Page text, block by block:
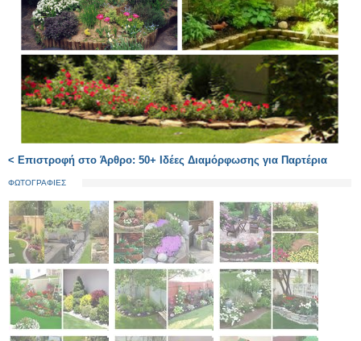
< Επιστροφή στο Άρθρο: 50+ Ιδέες Διαμόρφωσης για Παρτέρια
ΦΩΤΟΓΡΑΦΙΕΣ